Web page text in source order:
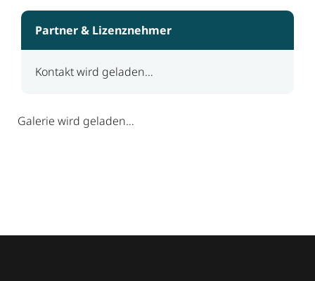
Partner & Lizenznehmer
Kontakt wird geladen…
Galerie wird geladen…